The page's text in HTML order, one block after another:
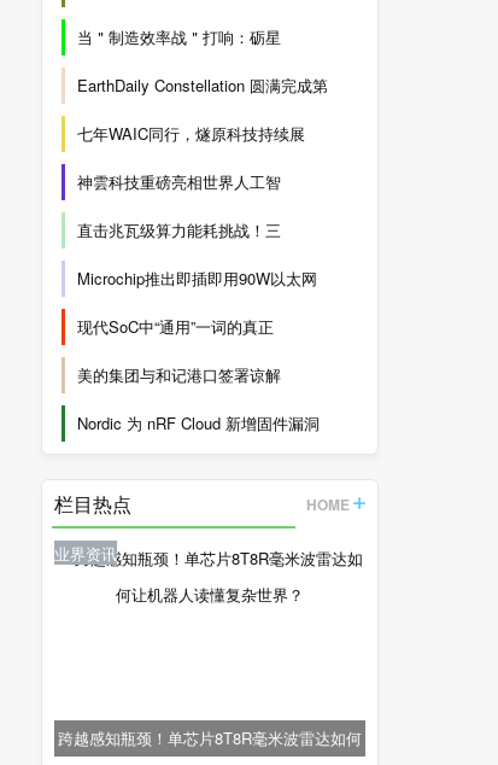
当＂制造效率战＂打响：砺星
EarthDaily Constellation 圆满完成第
七年WAIC同行，燧原科技持续展
神雲科技重磅亮相世界人工智
直击兆瓦级算力能耗挑战！三
Microchip推出即插即用90W以太网
现代SoC中“通用”一词的真正
美的集团与和记港口签署谅解
Nordic 为 nRF Cloud 新增固件漏洞
栏目热点 HOME
业界资讯
跨越感知瓶颈！单芯片8T8R毫米波雷达如何